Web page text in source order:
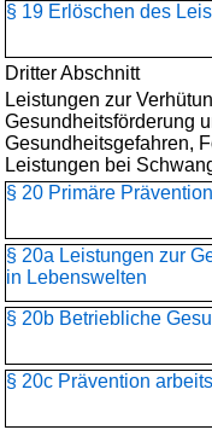
§ 19 Erlöschen des
Dritter Abschnitt
Leistungen zur
Gesundheitsförderung
Gesundheitsgefahren,
Leistungen bei
§ 20 Primäre
§ 20a Leistungen zur
in Lebenswelten
§ 20b Betriebliche
§ 20c Prävention